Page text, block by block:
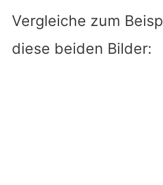
Vergleiche zum
diese beiden Bilder: